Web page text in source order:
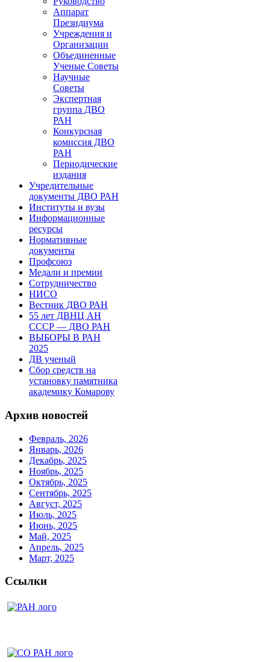
Аппарат
Президиума
Учреждения и
Организации
Объединенные
Ученые Советы
Научные
Советы
Экспертная
группа ДВО
РАН
Конкурсная
комиссия ДВО
РАН
Периодические
издания
Учредительные
документы ДВО РАН
Институты и вузы
Информационные
ресурсы
Нормативные
документы
Профсоюз
Медали и премии
Сотрудничество
НИСО
Вестник ДВО РАН
55 лет ДВНЦ АН
СССР — ДВО РАН
ВЫБОРЫ В РАН
2025
ДВ ученый
Сбор средств на
установку памятника
академику Комарову
Архив новостей
Февраль, 2026
Январь, 2026
Декабрь, 2025
Ноябрь, 2025
Октябрь, 2025
Сентябрь, 2025
Август, 2025
Июль, 2025
Июнь, 2025
Май, 2025
Апрель, 2025
Март, 2025
Ссылки